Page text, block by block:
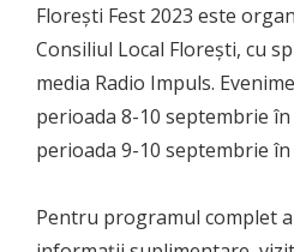
Florești Fest 2023 este
Consiliul Local Florești, cu
media Radio Impuls.
perioada 8-10 septembrie
perioada 9-10 septembrie în
Pentru programul complet